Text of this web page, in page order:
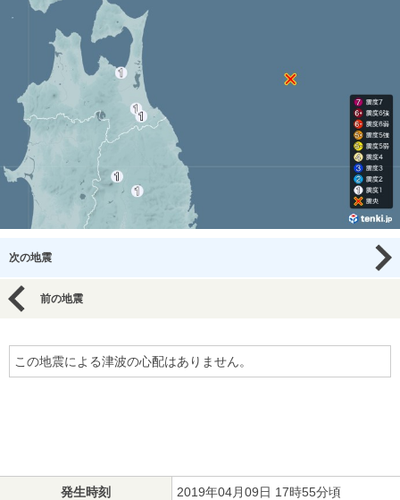
次の地震
前の地震
この地震による津波の心配はありません。
発生時刻 2019年04月09日 17時55分頃